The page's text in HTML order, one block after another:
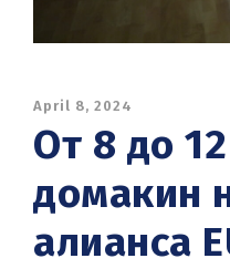
April 8, 2024
От 8 до
домакин
алианса